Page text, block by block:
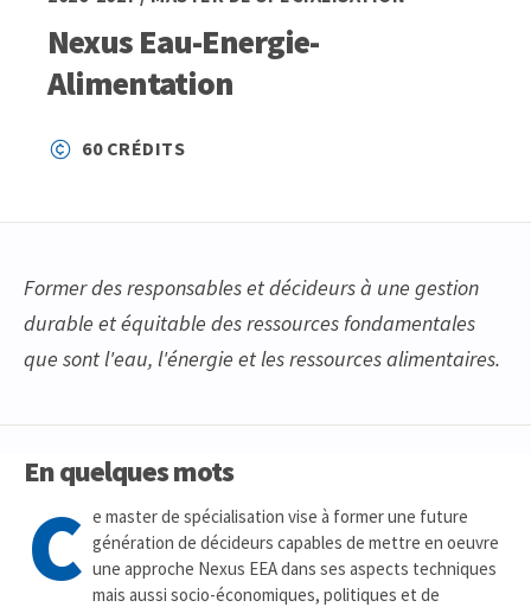
Nexus Eau-Energie-
Alimentation
60 CRÉDITS
Former des responsables et décideurs à une gestion
durable et équitable des ressources fondamentales
que sont l'eau, l'énergie et les ressources alimentaires.
En quelques mots
C e master de spécialisation vise à former une future
génération de décideurs capables de mettre en oeuvre
une approche Nexus EEA dans ses aspects techniques
mais aussi socio-économiques, politiques et de